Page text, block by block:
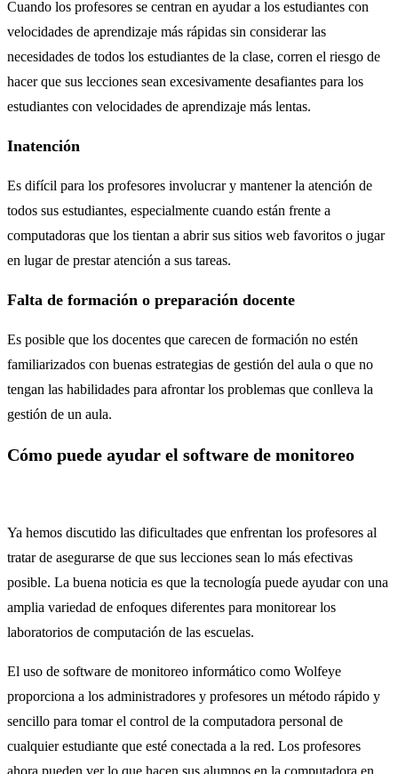
Cuando los profesores se centran en ayudar a los estudiantes con
velocidades de aprendizaje más rápidas sin considerar las
necesidades de todos los estudiantes de la clase, corren el riesgo de
hacer que sus lecciones sean excesivamente desafiantes para los
estudiantes con velocidades de aprendizaje más lentas.
Inatención
Es difícil para los profesores involucrar y mantener la atención de
todos sus estudiantes, especialmente cuando están frente a
computadoras que los tientan a abrir sus sitios web favoritos o jugar
en lugar de prestar atención a sus tareas.
Falta de formación o preparación docente
Es posible que los docentes que carecen de formación no estén
familiarizados con buenas estrategias de gestión del aula o que no
tengan las habilidades para afrontar los problemas que conlleva la
gestión de un aula.
Cómo puede ayudar el software de monitoreo
Ya hemos discutido las dificultades que enfrentan los profesores al
tratar de asegurarse de que sus lecciones sean lo más efectivas
posible. La buena noticia es que la tecnología puede ayudar con una
amplia variedad de enfoques diferentes para monitorear los
laboratorios de computación de las escuelas.
El uso de software de monitoreo informático como Wolfeye
proporciona a los administradores y profesores un método rápido y
sencillo para tomar el control de la computadora personal de
cualquier estudiante que esté conectada a la red. Los profesores